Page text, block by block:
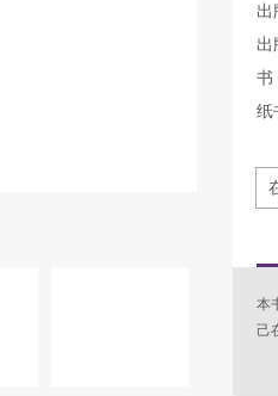
出
出
纸
本
己